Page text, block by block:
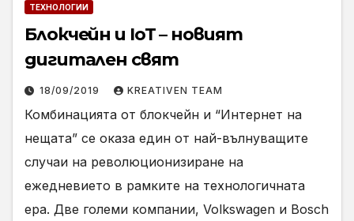
ТЕХНОЛОГИИ
Блокчейн и IoT – новият
дигитален свят
18/09/2019 KREATIVEN TEAM
Комбинацията от блокчейн и “Интернет на
нещата” се оказа един от най-вълнуващите
случаи на революционизиране на
ежедневието в рамките на технологичната
ера. Две големи компании, Volkswagen и Bosch